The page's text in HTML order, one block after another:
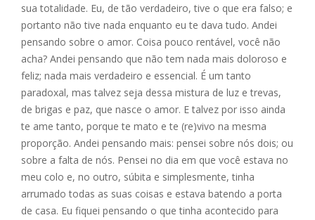
sua totalidade. Eu, de tão verdadeiro, tive o que era falso; e
portanto não tive nada enquanto eu te dava tudo. Andei
pensando sobre o amor. Coisa pouco rentável, você não
acha? Andei pensando que não tem nada mais doloroso e
feliz; nada mais verdadeiro e essencial. É um tanto
paradoxal, mas talvez seja dessa mistura de luz e trevas,
de brigas e paz, que nasce o amor. E talvez por isso ainda
te ame tanto, porque te mato e te (re)vivo na mesma
proporção. Andei pensando mais: pensei sobre nós dois; ou
sobre a falta de nós. Pensei no dia em que você estava no
meu colo e, no outro, súbita e simplesmente, tinha
arrumado todas as suas coisas e estava batendo a porta
de casa. Eu fiquei pensando o que tinha acontecido para